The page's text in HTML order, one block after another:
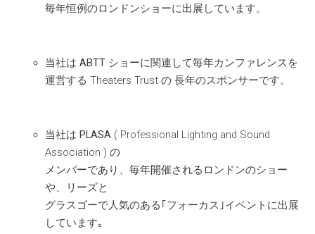
毎年恒例のロンドンショーに出展しています。
当社はABTT ショーに関連して毎年カンファレンスを
運営する Theaters Trust の 長年のスポンサーです。
当社はPLASA ( Professional Lighting and Sound
Association ) の
メンバーであり、毎年開催されるロンドンのショー
や、リーズと
グラスゴーで人気のある｢フォーカス｣イベントに出展
しています｡